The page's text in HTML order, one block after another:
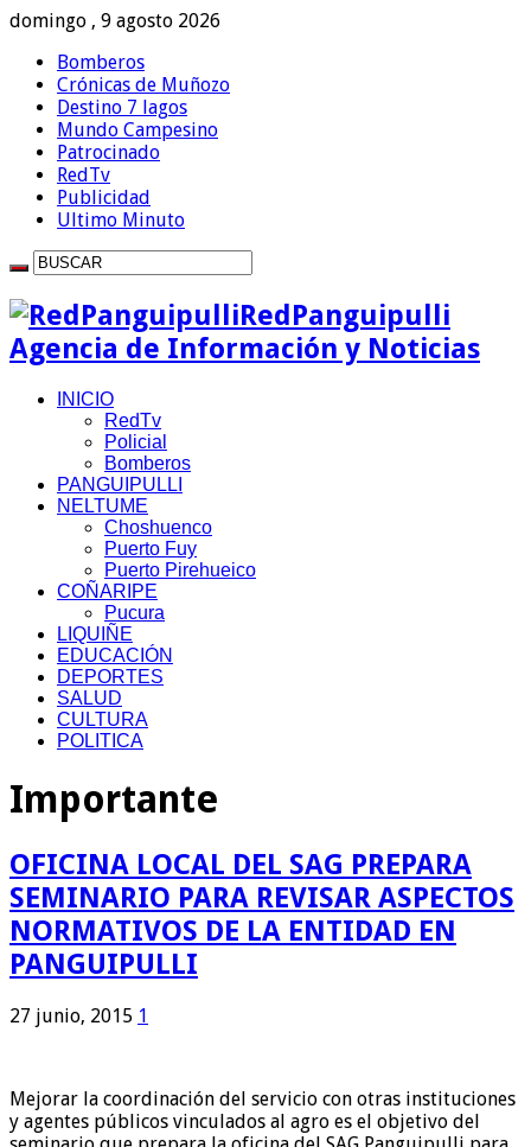
domingo , 9 agosto 2026
Bomberos
Crónicas de Muñozo
Destino 7 lagos
Mundo Campesino
Patrocinado
RedTv
Publicidad
Ultimo Minuto
RedPanguipulli
Agencia de Información y Noticias
INICIO
RedTv
Policial
Bomberos
PANGUIPULLI
NELTUME
Choshuenco
Puerto Fuy
Puerto Pirehueico
COÑARIPE
Pucura
LIQUIÑE
EDUCACIÓN
DEPORTES
SALUD
CULTURA
POLITICA
Importante
OFICINA LOCAL DEL SAG PREPARA
SEMINARIO PARA REVISAR ASPECTOS
NORMATIVOS DE LA ENTIDAD EN
PANGUIPULLI
27 junio, 2015 1
Mejorar la coordinación del servicio con otras instituciones
y agentes públicos vinculados al agro es el objetivo del